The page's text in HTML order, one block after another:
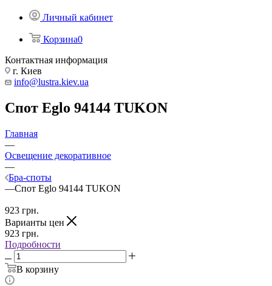
Личный кабинет
Корзина0
Контактная информация
г. Киев
info@lustra.kiev.ua
Спот Eglo 94144 TUKON
Главная
—
Освещение декоративное
—
Бра-споты
—Спот Eglo 94144 TUKON
923 грн.
Варианты цен
923 грн.
Подробности
В корзину